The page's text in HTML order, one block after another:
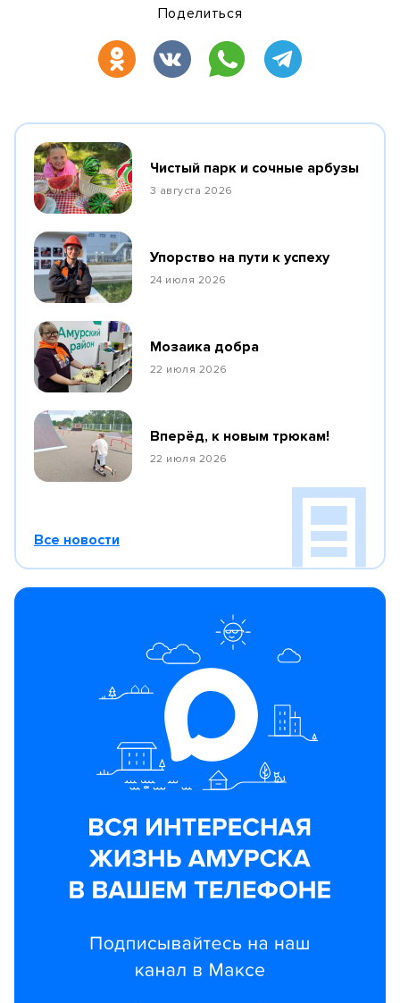
Поделиться
Чистый парк и сочные арбузы
3 августа 2026
Упорство на пути к успеху
24 июля 2026
Мозаика добра
22 июля 2026
Вперёд, к новым трюкам!
22 июля 2026
Все новости